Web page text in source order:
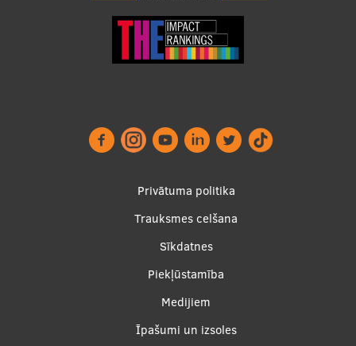
Privātuma politika
Trauksmes celšana
Sīkdatnes
Piekļūstamība
Medijiem
Īpašumi un izsoles